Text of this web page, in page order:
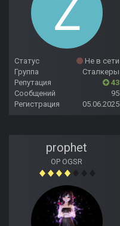
Статус
Не в сети
Группа
Сталкеры
Репутация
43
Сообщений
95
Регистрация
05.06.2025
prophet
OP OGSR